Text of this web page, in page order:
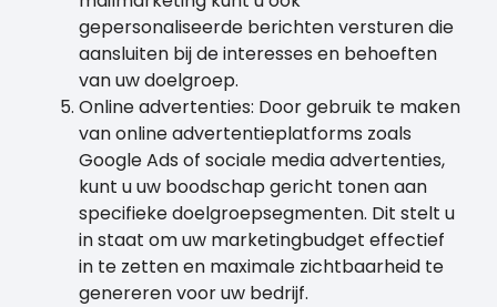
gepersonaliseerde berichten versturen die
aansluiten bij de interesses en behoeften
van uw doelgroep.
Online advertenties: Door gebruik te maken
van online advertentieplatforms zoals
Google Ads of sociale media advertenties,
kunt u uw boodschap gericht tonen aan
specifieke doelgroepsegmenten. Dit stelt u
in staat om uw marketingbudget effectief
in te zetten en maximale zichtbaarheid te
genereren voor uw bedrijf.